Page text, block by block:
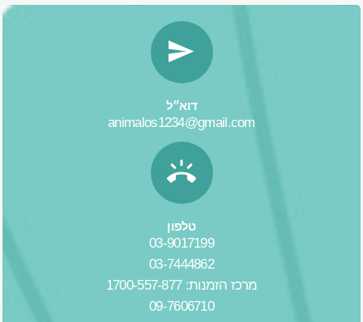
דוא״ל
animalos1234@gmail.com
טלפון
03-9017199
03-7444862
מרכז הזמנות: 1700-557-877
09-7606710